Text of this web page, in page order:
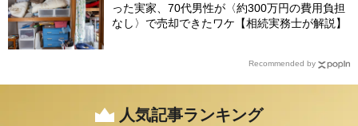
った実家、70代男性が〈約300万円の費用負担
なし〉で売却できたワケ【相続実務士が解説】
Recommended by
人気記事ランキング